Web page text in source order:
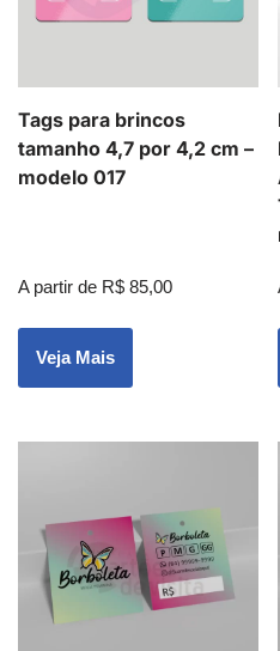
Tags para brincos
tamanho 4,7 por 4,2 cm –
modelo 017
A partir de R$ 85,00
Veja Mais